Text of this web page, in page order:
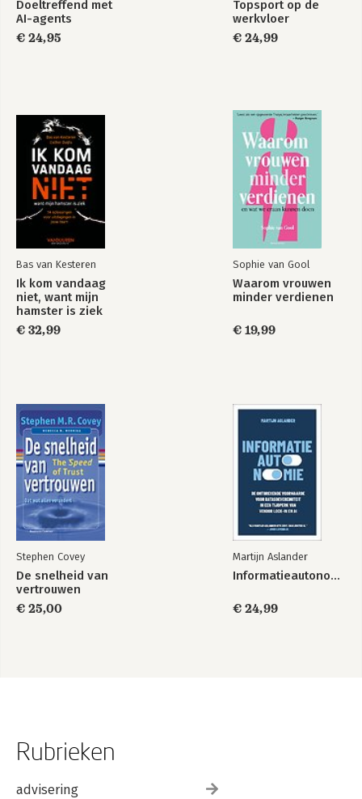
DE WERELDWIJDE PERIODE
BERT & JERRY’S 197
IN DE FRONTLINIE 205
HET WAAROM 257
DE BLESSURETIJD 267
Doeltreffend met
AI-agents
€ 24,95
Topsport op de
werkvloer
€ 24,99
Bas van Kesteren
Ik kom vandaag
niet, want mijn
hamster is ziek
€ 32,99
Sophie van Gool
Waarom vrouwen
minder verdienen
€ 19,99
Stephen Covey
De snelheid van
vertrouwen
€ 25,00
Martijn Aslander
Informatieautonomie
€ 24,99
Rubrieken
advisering